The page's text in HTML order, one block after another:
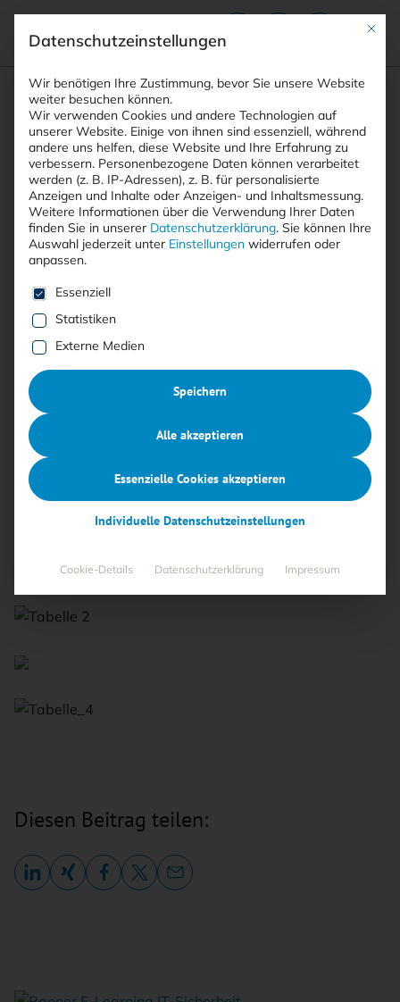
Suchfeld
Suchen
Breadcrumb-Navigation
STARTSEITE
PRINTAUSGABEN
TITELTHEMA: ZEITGEMÄSSE …
AMTLICHE MITTEILUNGEN
Free
Amtliche Mitteilungen
17.08.2023 ·
Bundesamt für Sicherheit in der Informationstechnik (BSI)
BSI-Forum
Lesezeit 1 Min.
Anmerkung: – Die zugehörigen Zertifizierungsreporte
mit Zertifikaten sind auf der Web-Seite
www.bsi.bund.de/zertifizierungsreporte einzusehen
Diesen Beitrag teilen:
Mit
Datenschutzeinstellungen
Wir benötigen Ihre Zustimmung, bevor Sie unsere Website
weiter besuchen können.
Wir verwenden Cookies und andere Technologien auf
unserer Website. Einige von ihnen sind essenziell, während
andere uns helfen, diese Website und Ihre Erfahrung zu
verbessern. Personenbezogene Daten können verarbeitet
werden (z. B. IP-Adressen), z. B. für personalisierte
Anzeigen und Inhalte oder Anzeigen- und Inhaltsmessung.
Weitere Informationen über die Verwendung Ihrer Daten
finden Sie in unserer Datenschutzerklärung. Sie können Ihre
Auswahl jederzeit unter Einstellungen widerrufen oder
anpassen.
Es folgt eine Liste der Service-Gruppen, für die eine
Essenziell
Statistiken
Externe Medien
Speichern
Alle akzeptieren
Essenzielle Cookies akzeptieren
Individuelle Datenschutzeinstellungen
Cookie-Details Datenschutzerklärung Impressum